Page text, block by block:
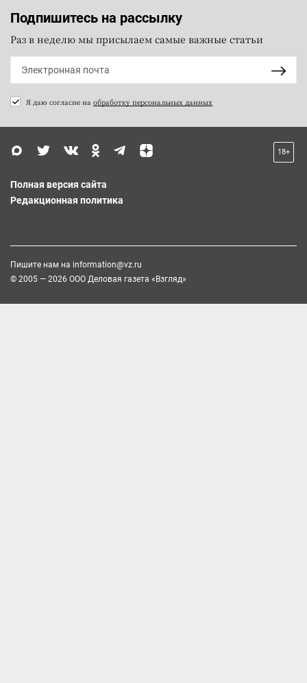
Подпишитесь на рассылку
Раз в неделю мы присылаем самые важные статьи
Я даю согласие на обработку персональных данных
18+
Полная версия сайта
Редакционная политика
Пишите нам на information@vz.ru
© 2005 — 2026 ООО Деловая газета «Взгляд»